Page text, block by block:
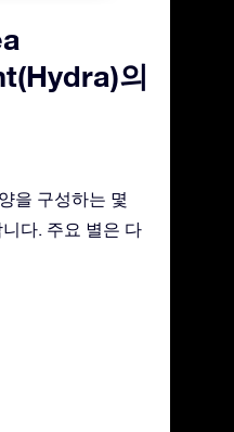
의
을 구성하는 몇
다. 주요 별은 다